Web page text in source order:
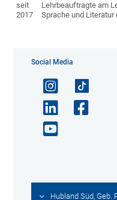
seit
2017
Lehrbeauftragte am
Sprache und Literatur
Social Media
Hubland Süd, Geb.